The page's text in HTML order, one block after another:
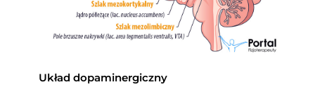
Układ dopaminergiczny